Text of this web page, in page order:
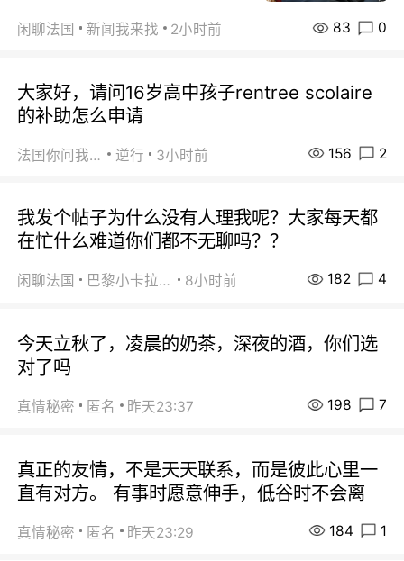
闲聊法国 新闻我来找 2小时前 83 0
大家好，请问16岁高中孩子rentree scolaire
的补助怎么申请
法国你问我答 逆行 3小时前 156 2
我发个帖子为什么没有人理我呢？大家每天都
在忙什么难道你们都不无聊吗？？
闲聊法国 巴黎小卡拉咪 8小时前 182 4
今天立秋了，凌晨的奶茶，深夜的酒，你们选
对了吗
真情秘密 匿名 昨天23:37 198 7
真正的友情，不是天天联系，而是彼此心里一
直有对方。 有事时愿意伸手，低谷时不会离
真情秘密 匿名 昨天23:29 184 1